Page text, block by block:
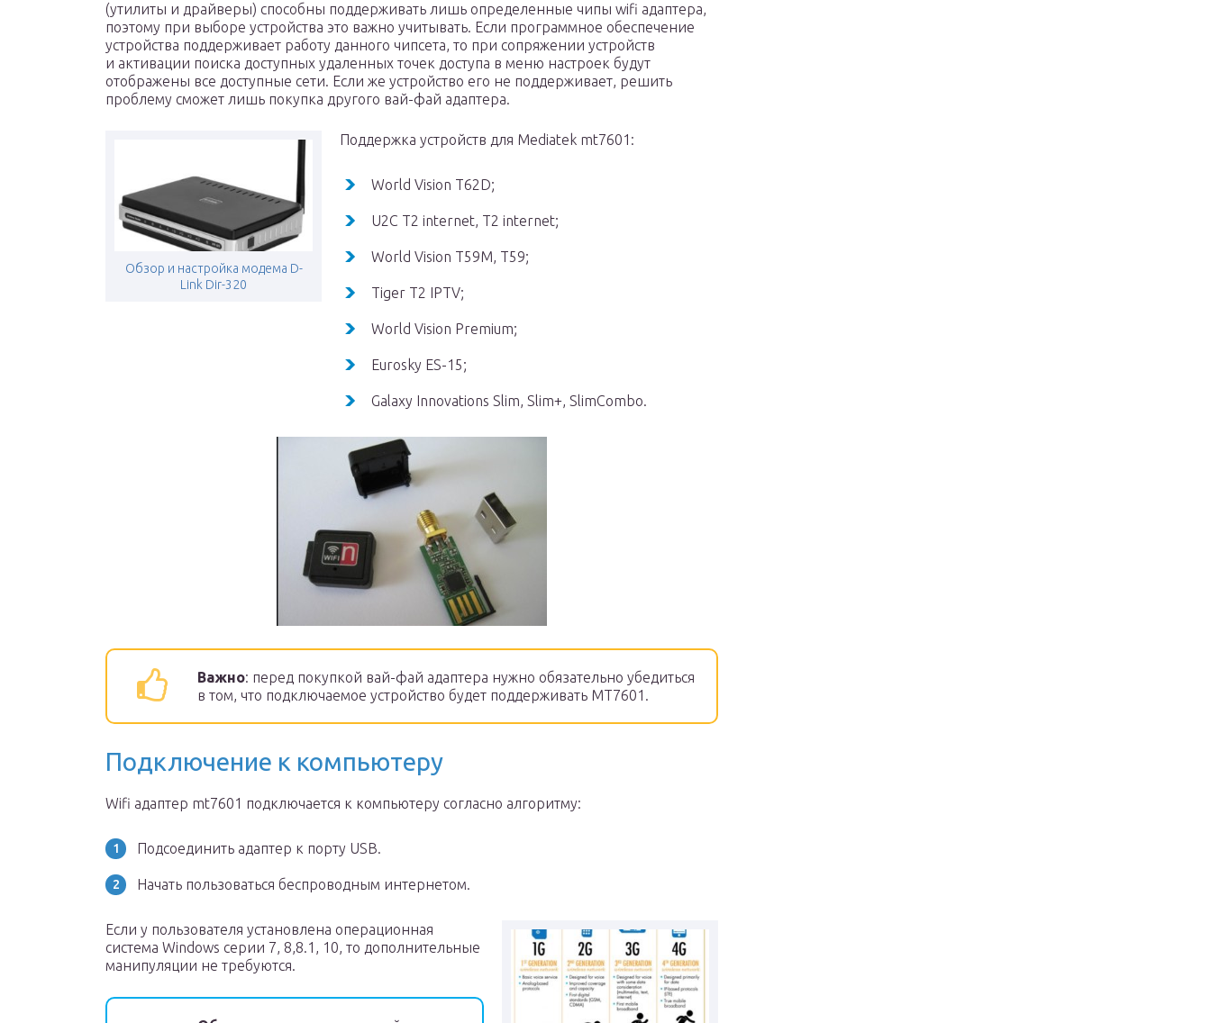
(утилиты и драйверы) способны поддерживать лишь определенные чипы wifi адаптера,
поэтому при выборе устройства это важно учитывать. Если программное обеспечение
устройства поддерживает работу данного чипсета, то при сопряжении устройств
и активации поиска доступных удаленных точек доступа в меню настроек будут
отображены все доступные сети. Если же устройство его не поддерживает, решить
проблему сможет лишь покупка другого вай-фай адаптера.
Обзор и настройка модема D-
Link Dir-320
Поддержка устройств для Mediatek mt7601:
World Vision T62D;
U2C T2 internet, T2 internet;
World Vision T59M, T59;
Tiger T2 IPTV;
World Vision Premium;
Eurosky ES-15;
Galaxy Innovations Slim, Slim+, SlimCombo.
Важно: перед покупкой вай-фай адаптера нужно обязательно убедиться
в том, что подключаемое устройство будет поддерживать MT7601.
Подключение к компьютеру
Wifi адаптер mt7601 подключается к компьютеру согласно алгоритму:
Подсоединить адаптер к порту USB.
Начать пользоваться беспроводным интернетом.
Если у пользователя установлена операционная
система Windows серии 7, 8,8.1, 10, то дополнительные
манипуляции не требуются.